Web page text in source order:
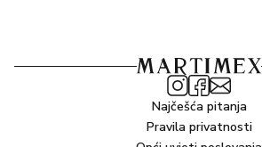
Najčešća pitanja
Pravila privatnosti